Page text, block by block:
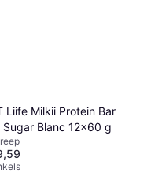
Liife Milkii Protein Bar
Sugar Blanc 12x60 g